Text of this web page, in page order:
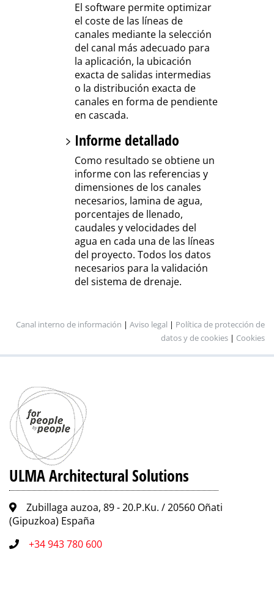
El software permite optimizar
el coste de las líneas de
canales mediante la selección
del canal más adecuado para
la aplicación, la ubicación
exacta de salidas intermedias
o la distribución exacta de
canales en forma de pendiente
en cascada.
Informe detallado
Como resultado se obtiene un
informe con las referencias y
dimensiones de los canales
necesarios, lamina de agua,
porcentajes de llenado,
caudales y velocidades del
agua en cada una de las líneas
del proyecto. Todos los datos
necesarios para la validación
del sistema de drenaje.
Canal interno de información | Aviso legal | Política de protección de
datos y de cookies | Cookies
ULMA Architectural Solutions
Zubillaga auzoa, 89 - 20.P.Ku. / 20560 Oñati
(Gipuzkoa) España
+34 943 780 600